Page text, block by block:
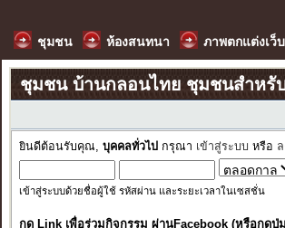
ชุมชน ห้องสนทนา ภาพตกแต่งเว็บ
ชุมชน บ้านกลอนไทย ชุมชนสำหรั
ยินดีต้อนรับคุณ, บุคคลทั่วไป กรุณา เข้าสู่ระบบ หรือ
เข้าสู่ระบบด้วยชื่อผู้ใช้ รหัสผ่าน และระยะเวลาในเซสชั่น
กด Link เพื่อร่วมกิจกรรม ผ่านFacebook (หรือกด